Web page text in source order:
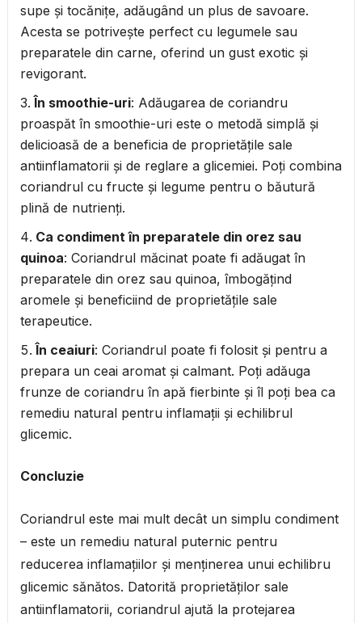
supe și tocănițe, adăugând un plus de savoare.
Acesta se potrivește perfect cu legumele sau
preparatele din carne, oferind un gust exotic și
revigorant.
În smoothie-uri: Adăugarea de coriandru
proaspăt în smoothie-uri este o metodă simplă și
delicioasă de a beneficia de proprietățile sale
antiinflamatorii și de reglare a glicemiei. Poți combina
coriandrul cu fructe și legume pentru o băutură
plină de nutrienți.
Ca condiment în preparatele din orez sau
quinoa: Coriandrul măcinat poate fi adăugat în
preparatele din orez sau quinoa, îmbogățind
aromele și beneficiind de proprietățile sale
terapeutice.
În ceaiuri: Coriandrul poate fi folosit și pentru a
prepara un ceai aromat și calmant. Poți adăuga
frunze de coriandru în apă fierbinte și îl poți bea ca
remediu natural pentru inflamații și echilibrul
glicemic.
Concluzie
Coriandrul este mai mult decât un simplu condiment
– este un remediu natural puternic pentru
reducerea inflamațiilor și menținerea unui echilibru
glicemic sănătos. Datorită proprietăților sale
antiinflamatorii, coriandrul ajută la protejarea